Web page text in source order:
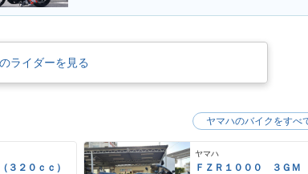
ライダーを見る
３２０ｃｃ）
ヤマハ
ＦＺＲ１０００ ３ＧＭ
ヤマハのバイクをすべ